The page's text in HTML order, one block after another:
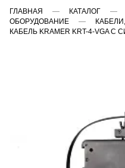
ГЛАВНАЯ КАТАЛОГ
ОБОРУДОВАНИЕ
КАБЕЛЬ KRAMER KRT-4-VGA